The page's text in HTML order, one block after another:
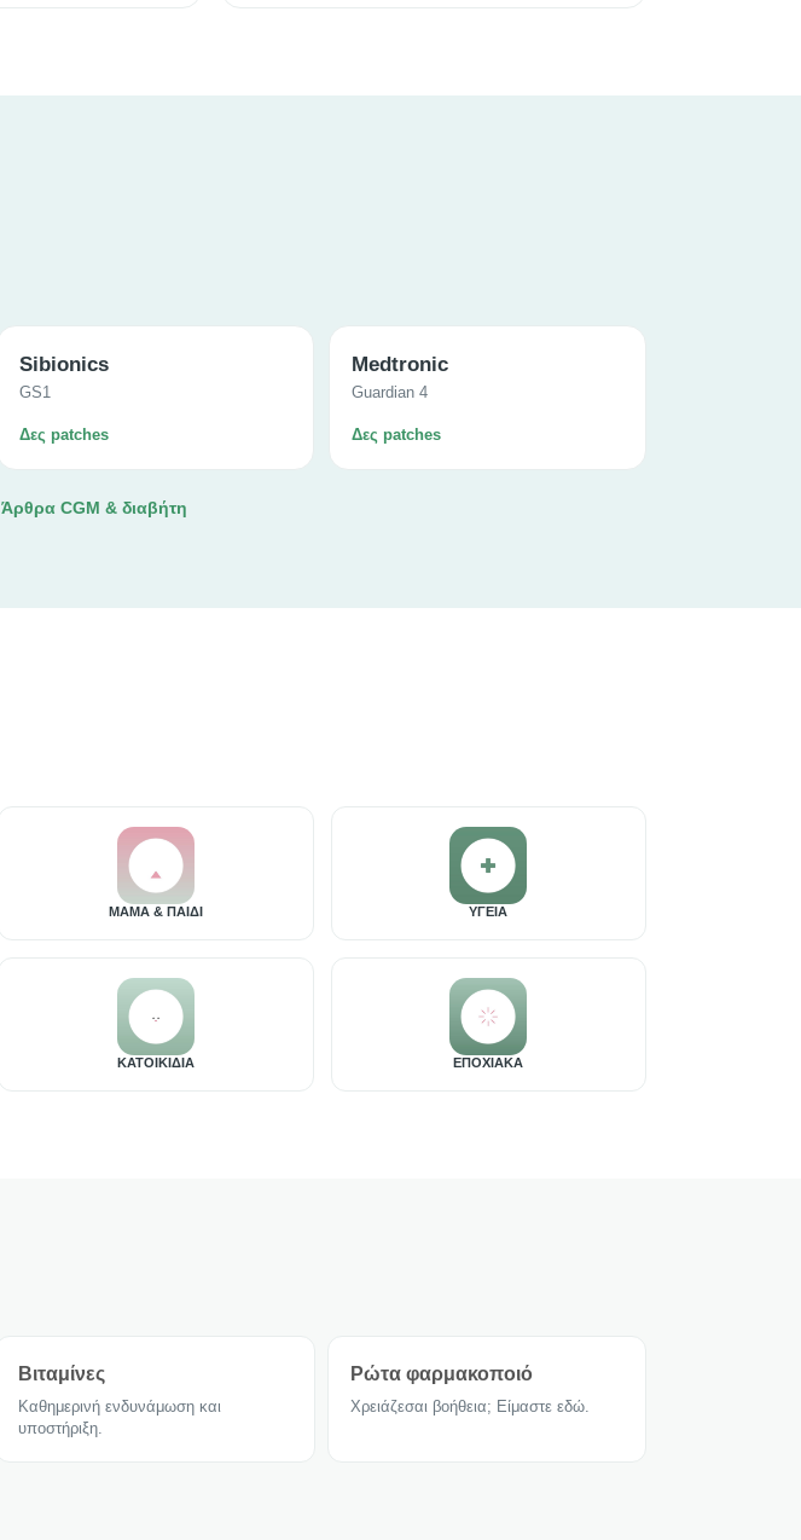
Sibionics
GS1
Δες patches
Medtronic
Guardian 4
Δες patches
Άρθρα CGM & διαβήτη
ΜΑΜΑ & ΠΑΙΔΙ ΥΓΕΙΑ
ΚΑΤΟΙΚΙΔΙΑ ΕΠΟΧΙΑΚΑ
Βιταμίνες
Καθημερινή ενδυνάμωση και
υποστήριξη.
Ρώτα φαρμακοποιό
Χρειάζεσαι βοήθεια; Είμαστε εδώ.